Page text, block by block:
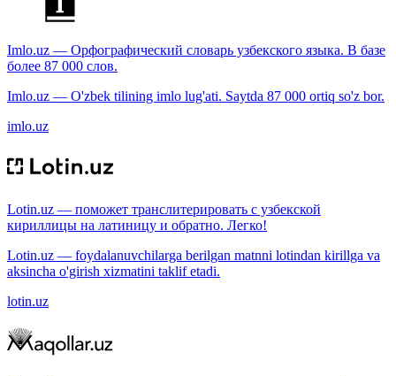
Imlo.uz — Орфографический словарь узбекского языка. В базе
более 87 000 слов.
Imlo.uz — O'zbek tilining imlo lug'ati. Saytda 87 000 ortiq so'z bor.
imlo.uz
Lotin.uz — поможет транслитерировать с узбекской
кириллицы на латиницу и обратно. Легко!
Lotin.uz — foydalanuvchilarga berilgan matnni lotindan kirillga va
aksincha o'girish xizmatini taklif etadi.
lotin.uz